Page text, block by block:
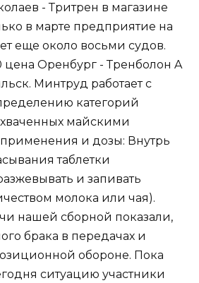
- Тритрен в магазине
в марте предприятие на
еще около восьми судов.
цена Оренбург - Тренболон A
Минтруд работает с
категорий
майскими
и дозы: Внутрь
таблетки
и запивать
молока или чая).
нашей сборной показали,
брака в передачах и
обороне. Пока
ситуацию участники